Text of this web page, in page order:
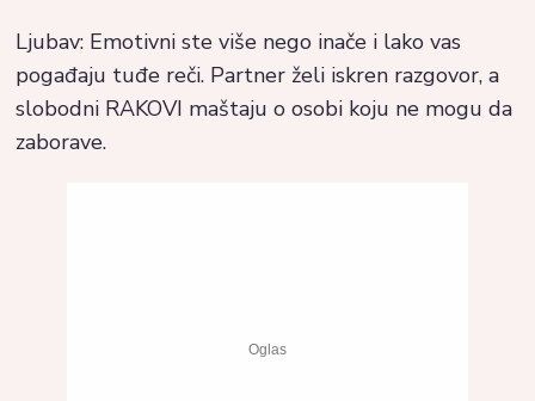
Ljubav: Emotivni ste više nego inače i lako vas
pogađaju tuđe reči. Partner želi iskren razgovor, a
slobodni RAKOVI maštaju o osobi koju ne mogu da
zaborave.